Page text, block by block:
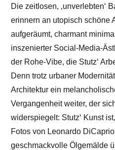
Die zeitlosen, ‚unverlebten‘
erinnern an utopisch schöne
aufgeräumt, charmant
inszenierter Social-Media-
der Rohe-Vibe, die Stutz‘
Denn trotz urbaner
Architektur ein
Vergangenheit weiter, der
widerspiegelt: Stutz‘ Kunst
Fotos von Leonardo
geschmackvolle Ölgemälde